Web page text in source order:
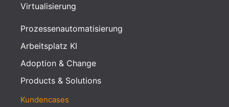
Virtualisierung
Prozessenautomatisierung
Arbeitsplatz KI
Adoption & Change
Products & Solutions
Kundencases